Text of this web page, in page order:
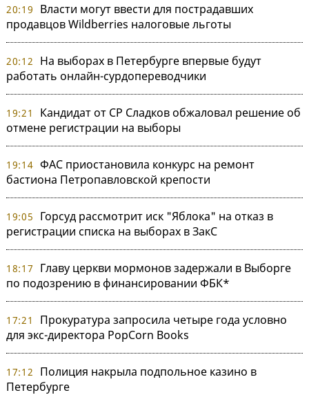
20:19
Власти могут ввести для пострадавших
продавцов Wildberries налоговые льготы
20:12
На выборах в Петербурге впервые будут
работать онлайн-сурдопереводчики
19:21
Кандидат от СР Сладков обжаловал решение об
отмене регистрации на выборы
19:14 ФАС приостановила конкурс на ремонт
бастиона Петропавловской крепости
19:05
Горсуд рассмотрит иск "Яблока" на отказ в
регистрации списка на выборах в ЗакС
18:17
Главу церкви мормонов задержали в Выборге
по подозрению в финансировании ФБК*
17:21
Прокуратура запросила четыре года условно
для экс-директора PopCorn Books
17:12
Полиция накрыла подпольное казино в
Петербурге